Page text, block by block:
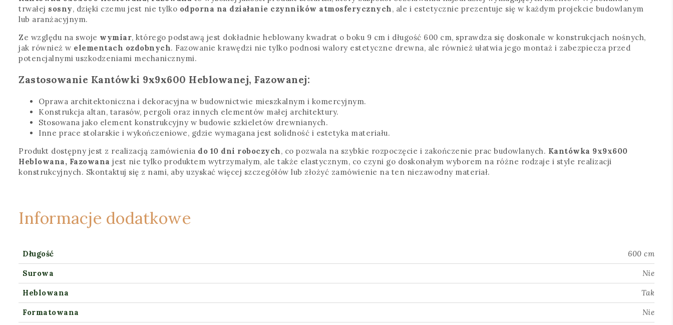
trwałej sosny, dzięki czemu jest nie tylko odporna na działanie czynników atmosferycznych, ale i estetycznie prezentuje się w każdym projekcie budowlanym
lub aranżacyjnym.
Ze względu na swoje wymiar, którego podstawą jest dokładnie heblowany kwadrat o boku 9 cm i długość 600 cm, sprawdza się doskonale w konstrukcjach nośnych,
jak również w elementach ozdobnych. Fazowanie krawędzi nie tylko podnosi walory estetyczne drewna, ale również ułatwia jego montaż i zabezpiecza przed
potencjalnymi uszkodzeniami mechanicznymi.
Zastosowanie Kantówki 9x9x600 Heblowanej, Fazowanej:
Oprawa architektoniczna i dekoracyjna w budownictwie mieszkalnym i komercyjnym.
Konstrukcja altan, tarasów, pergoli oraz innych elementów małej architektury.
Stosowana jako element konstrukcyjny w budowie szkieletów drewnianych.
Inne prace stolarskie i wykończeniowe, gdzie wymagana jest solidność i estetyka materiału.
Produkt dostępny jest z realizacją zamówienia do 10 dni roboczych, co pozwala na szybkie rozpoczęcie i zakończenie prac budowlanych. Kantówka 9x9x600
Heblowana, Fazowana jest nie tylko produktem wytrzymałym, ale także elastycznym, co czyni go doskonałym wyborem na różne rodzaje i style realizacji
konstrukcyjnych. Skontaktuj się z nami, aby uzyskać więcej szczegółów lub złożyć zamówienie na ten niezawodny materiał.
Informacje dodatkowe
Długość 600 cm
Surowa Nie
Heblowana Tak
Formatowana Nie